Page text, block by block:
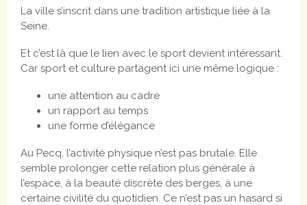
La ville s’inscrit dans une tradition artistique liée à la
Seine.
Et c’est là que le lien avec le sport devient intéressant.
Car sport et culture partagent ici une même logique :
une attention au cadre
un rapport au temps
une forme d’élégance
Au Pecq, l’activité physique n’est pas brutale. Elle
semble prolonger cette relation plus générale à
l’espace, à la beauté discrète des berges, à une
certaine civilité du quotidien. Ce n’est pas un hasard si